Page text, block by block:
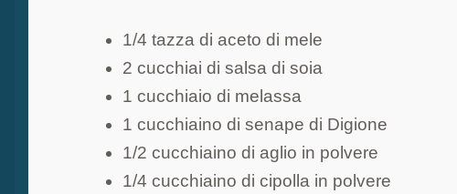
1/4 tazza di aceto di mele
2 cucchiai di salsa di soia
1 cucchiaio di melassa
1 cucchiaino di senape di Digione
1/2 cucchiaino di aglio in polvere
1/4 cucchiaino di cipolla in polvere